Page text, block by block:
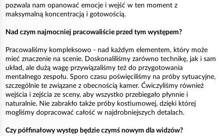
pozwala nam opanować emocje i wejść w ten moment z
maksymalną koncentracją i gotowością.
Nad czym najmocniej pracowaliście przed tym występem?
Pracowaliśmy kompleksowo - nad każdym elementem, który może
mieć znaczenie na scenie. Doskonaliliśmy zarówno technikę, jak i sam
układ, ale dużą wagę przywiązaliśmy też do przygotowania
mentalnego zespołu. Sporo czasu poświęciliśmy na próby sytuacyjne,
szczególnie te związane z obecnością kamer. Ćwiczyliśmy również
wejścia i zejścia ze sceny, aby wszystko przebiegało płynnie i
naturalnie. Nie zabrakło także próby kostiumowej, dzięki której
mogliśmy dopracować całość w najdrobniejszych detalach.
Czy półfinałowy występ będzie czymś nowym dla widzów?